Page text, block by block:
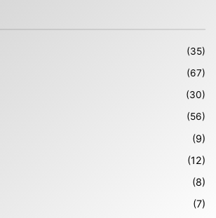
(35)
(67)
(30)
(56)
(9)
(12)
(8)
(7)